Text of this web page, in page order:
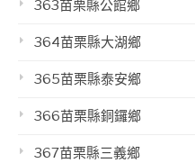
363苗栗縣公館鄉
364苗栗縣大湖鄉
365苗栗縣泰安鄉
366苗栗縣銅鑼鄉
367苗栗縣三義鄉